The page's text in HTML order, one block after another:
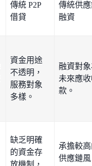
傳統 P2P
借貸
傳統供
融資
資金用途
不透明，
服務對象
多樣。
融資對
未來應
款。
缺乏明確
的資金存
承擔較
供應鏈風